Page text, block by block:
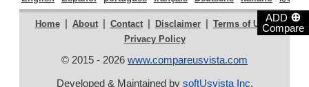
ADD ⊕
Compare
Home | About | Contact | Disclaimer | Terms of Use |
Privacy Policy
© 2015 - 2026 www.compareusvista.com
Developed & Maintained by softUsvista Inc.